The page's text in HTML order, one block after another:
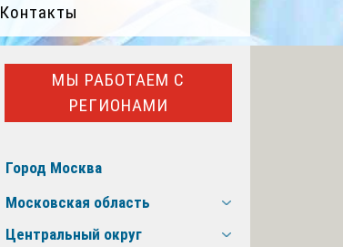
Контакты
МЫ РАБОТАЕМ С
РЕГИОНАМИ
Город Москва
Московская область
Центральный округ